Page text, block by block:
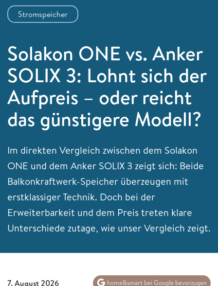
Stromspeicher
Solakon ONE vs. Anker
SOLIX 3: Lohnt sich der
Aufpreis – oder reicht
das günstigere Modell?
Im direkten Vergleich zwischen dem Solakon
ONE und dem Anker SOLIX 3 zeigt sich: Beide
Balkonkraftwerk-Speicher überzeugen mit
erstklassiger Technik. Doch bei der
Erweiterbarkeit und dem Preis treten klare
Unterschiede zutage, wie unser Vergleich zeigt.
7. August 2026 home&smart bei Google bevorzugen